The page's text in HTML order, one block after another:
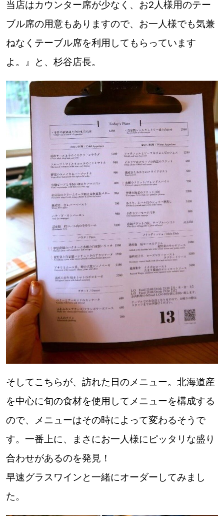
当店はカウンター席が少なく、お2人様用のテー
ブル席の用意もありますので、お一人様でも気兼
ねなくテーブル席を利用してもらっています
よ。』と、杉谷店長。
そしてこちらが、訪れた日のメニュー。北海道産
を中心に旬の食材を使用してメニューを構成する
ので、メニューはその時によって変わるそうで
す。一番上に、まさにお一人様にピッタリな盛り
合わせがあるのを発見！
早速グラスワインと一緒にオーダーしてみまし
た。